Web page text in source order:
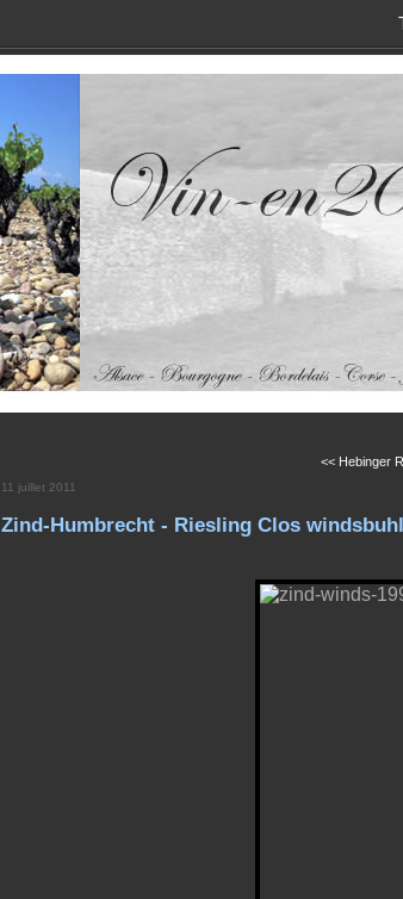
<< Hebinger
11 juillet 2011
Zind-Humbrecht - Riesling Clos